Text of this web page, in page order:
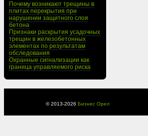
Почему возникают трещины в
плитах перекрытия при
нарушении защитного слоя
бетона
Признаки раскрытия усадочных
трещин в железобетонных
элементах по результатам
обследования
Охранные сигнализации как
граница управляемого риска
© 2013-2026 Бизнес Орел